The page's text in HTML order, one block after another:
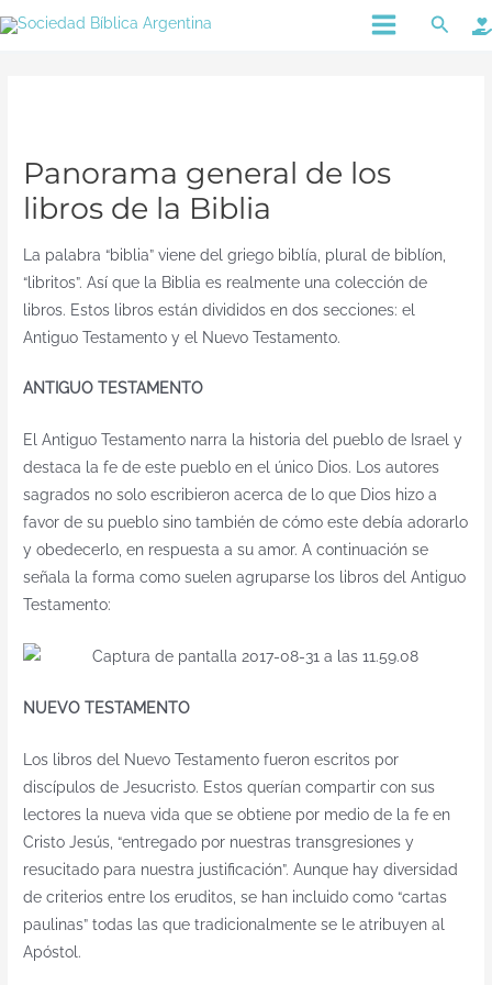
al
Main
Buscar
Panorama general de los
libros de la Biblia
La palabra “biblia” viene del griego biblía, plural de biblíon,
“libritos”. Así que la Biblia es realmente una colección de
libros. Estos libros están divididos en dos secciones: el
Antiguo Testamento y el Nuevo Testamento.
ANTIGUO TESTAMENTO
El Antiguo Testamento narra la historia del pueblo de Israel y
destaca la fe de este pueblo en el único Dios. Los autores
sagrados no solo escribieron acerca de lo que Dios hizo a
favor de su pueblo sino también de cómo este debía adorarlo
y obedecerlo, en respuesta a su amor. A continuación se
señala la forma como suelen agruparse los libros del Antiguo
Testamento:
NUEVO TESTAMENTO
Los libros del Nuevo Testamento fueron escritos por
discípulos de Jesucristo. Estos querían compartir con sus
lectores la nueva vida que se obtiene por medio de la fe en
Cristo Jesús, “entregado por nuestras transgresiones y
resucitado para nuestra justificación”. Aunque hay diversidad
de criterios entre los eruditos, se han incluido como “cartas
paulinas” todas las que tradicionalmente se le atribuyen al
Apóstol.